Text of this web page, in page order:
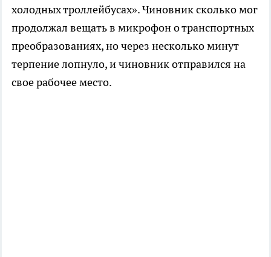
холодных троллейбусах». Чиновник сколько мог
продолжал вещать в микрофон о транспортных
преобразованиях, но через несколько минут
терпение лопнуло, и чиновник отправился на
свое рабочее место.